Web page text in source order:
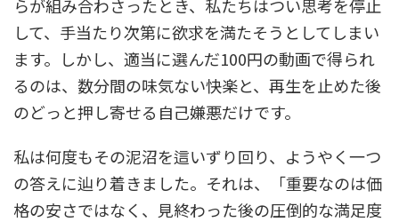
らが組み合わさったとき、私たちはつい思考を停止
して、手当たり次第に欲求を満たそうとしてしまい
ます。しかし、適当に選んだ100円の動画で得られ
るのは、数分間の味気ない快楽と、再生を止めた後
のどっと押し寄せる自己嫌悪だけです。
私は何度もその泥沼を這いずり回り、ようやく一つ
の答えに辿り着きました。それは、「重要なのは価
格の安さではなく、見終わった後の圧倒的な満足度